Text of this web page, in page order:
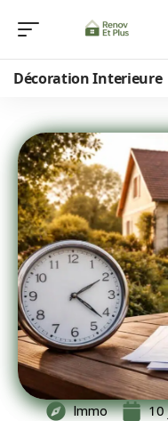
Décoration Interieure
Immo 10